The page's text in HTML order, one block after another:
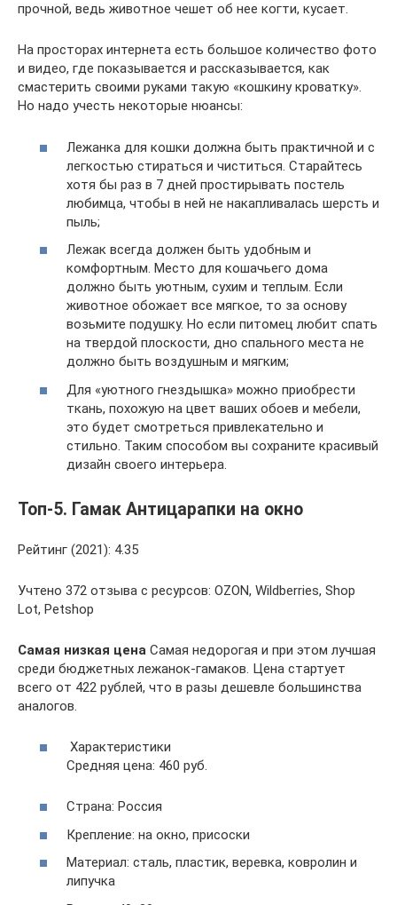
прочной, ведь животное чешет об нее когти, кусает.
На просторах интернета есть большое количество фото
и видео, где показывается и рассказывается, как
смастерить своими руками такую «кошкину кроватку».
Но надо учесть некоторые нюансы:
Лежанка для кошки должна быть практичной и с
легкостью стираться и чиститься. Старайтесь
хотя бы раз в 7 дней простирывать постель
любимца, чтобы в ней не накапливалась шерсть и
пыль;
Лежак всегда должен быть удобным и
комфортным. Место для кошачьего дома
должно быть уютным, сухим и теплым. Если
животное обожает все мягкое, то за основу
возьмите подушку. Но если питомец любит спать
на твердой плоскости, дно спального места не
должно быть воздушным и мягким;
Для «уютного гнездышка» можно приобрести
ткань, похожую на цвет ваших обоев и мебели,
это будет смотреться привлекательно и
стильно. Таким способом вы сохраните красивый
дизайн своего интерьера.
Топ-5. Гамак Антицарапки на окно
Рейтинг (2021): 4.35
Учтено 372 отзыва с ресурсов: OZON, Wildberries, Shop
Lot, Petshop
Самая низкая цена Самая недорогая и при этом лучшая
среди бюджетных лежанок-гамаков. Цена стартует
всего от 422 рублей, что в разы дешевле большинства
аналогов.
Характеристики
Средняя цена: 460 руб.
Страна: Россия
Крепление: на окно, присоски
Материал: сталь, пластик, веревка, ковролин и
липучка